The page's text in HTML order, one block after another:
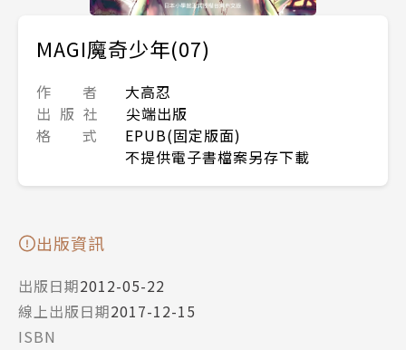
MAGI魔奇少年(07)
作 者
大高忍
出 版 社
尖端出版
格 式
EPUB(固定版面)
不提供電子書檔案另存下載
出版資訊
出版日期2012-05-22
線上出版日期2017-12-15
ISBN